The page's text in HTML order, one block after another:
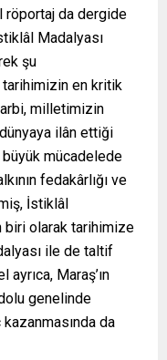
röportaj da dergide
Madalyası
şu
tarihimizin en kritik
milletimizin
dünyaya ilân ettiği
mücadelede
fedakârlığı ve
İstiklâl
biri olarak tarihimize
ile de taltif
Maraş’ın
genelinde
da